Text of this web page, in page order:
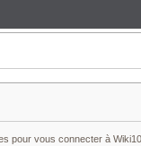
pour vous connecter à